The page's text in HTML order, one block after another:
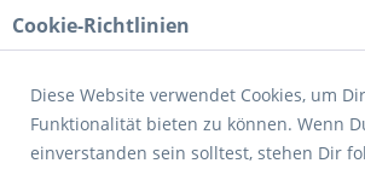
Menü
Übersicht Jugendbälle
Cookie-Richtlinien
Diese Website verwendet Cookies, um
Funktionalität bieten zu können. Wenn
einverstanden sein solltest, stehen Dir